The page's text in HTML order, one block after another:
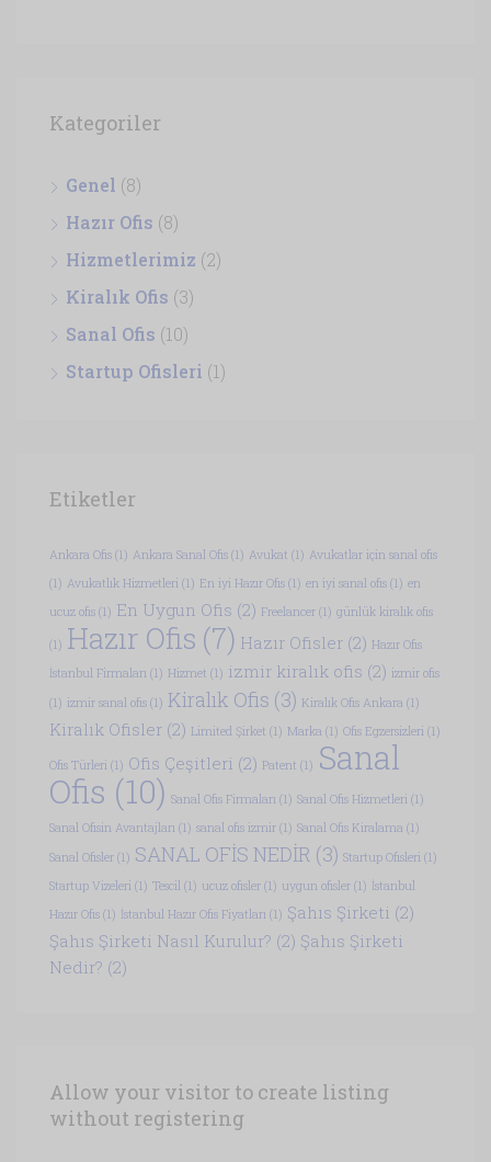
Kategoriler
Genel (8)
Hazır Ofis (8)
Hizmetlerimiz (2)
Kiralık Ofis (3)
Sanal Ofis (10)
Startup Ofisleri (1)
Etiketler
Ankara Ofis (1) Ankara Sanal Ofis (1) Avukat (1) Avukatlar için sanal ofis
(1) Avukatlık Hizmetleri (1) En iyi Hazır Ofis (1) en iyi sanal ofis (1) en
ucuz ofis (1) En Uygun Ofis (2) Freelancer (1) günlük kiralık ofis
(1) Hazır Ofis (7) Hazır Ofisler (2) Hazır Ofis
İstanbul Firmaları (1) Hizmet (1) izmir kiralık ofis (2) izmir ofis
(1) izmir sanal ofis (1) Kiralık Ofis (3) Kiralık Ofis Ankara (1)
Kiralık Ofisler (2) Limited Şirket (1) Marka (1) Ofis Egzersizleri (1)
Ofis Türleri (1) Ofis Çeşitleri (2) Patent (1) Sanal
Ofis (10) Sanal Ofis Firmaları (1) Sanal Ofis Hizmetleri (1)
Sanal Ofisin Avantajları (1) sanal ofis izmir (1) Sanal Ofis Kiralama (1)
Sanal Ofisler (1) SANAL OFİS NEDİR (3) Startup Ofisleri (1)
Startup Vizeleri (1) Tescil (1) ucuz ofisler (1) uygun ofisler (1) İstanbul
Hazır Ofis (1) İstanbul Hazır Ofis Fiyatları (1) Şahıs Şirketi (2)
Şahıs Şirketi Nasıl Kurulur? (2) Şahıs Şirketi
Nedir? (2)
Allow your visitor to create listing
without registering